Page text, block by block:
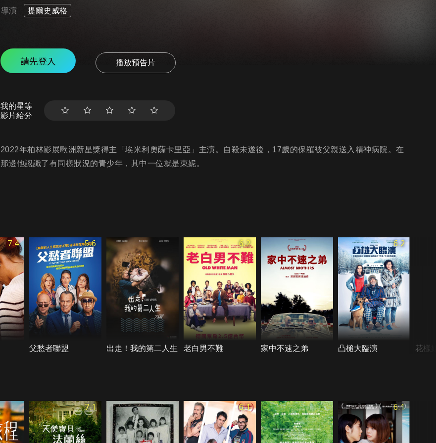
導演 提爾史威格
請先登入 播放預告片
我的星等
影片給分
2022年柏林影展歐洲新星獎得主「埃米利奧薩卡里亞」主演。自殺未遂後，17歲的保羅被父親送入精神病院。在
那邊他認識了有同樣狀況的青少年，其中一位就是東妮。
7.4 5.6
父愁者聯盟 出走！我的第二人生
6.2
老白男不難 家中不速之弟
6.2
凸槌大臨演 花樣
7.1 6.1 6.1